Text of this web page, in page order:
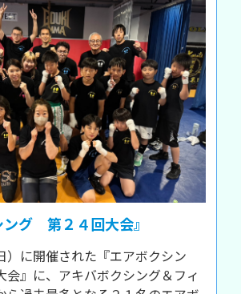
ング 第２４回大会』
）に開催された『エアボクシン
』に、アキバボクシング＆フィ